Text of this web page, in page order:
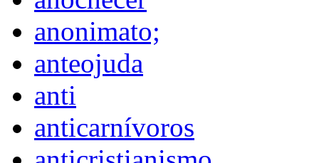
anonimato;
anteojuda
anti
anticarnívoros